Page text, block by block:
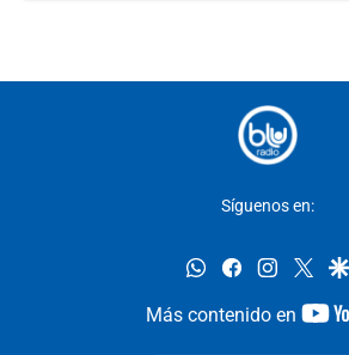
Síguenos en:
whatsappfacebook
Más contenido en